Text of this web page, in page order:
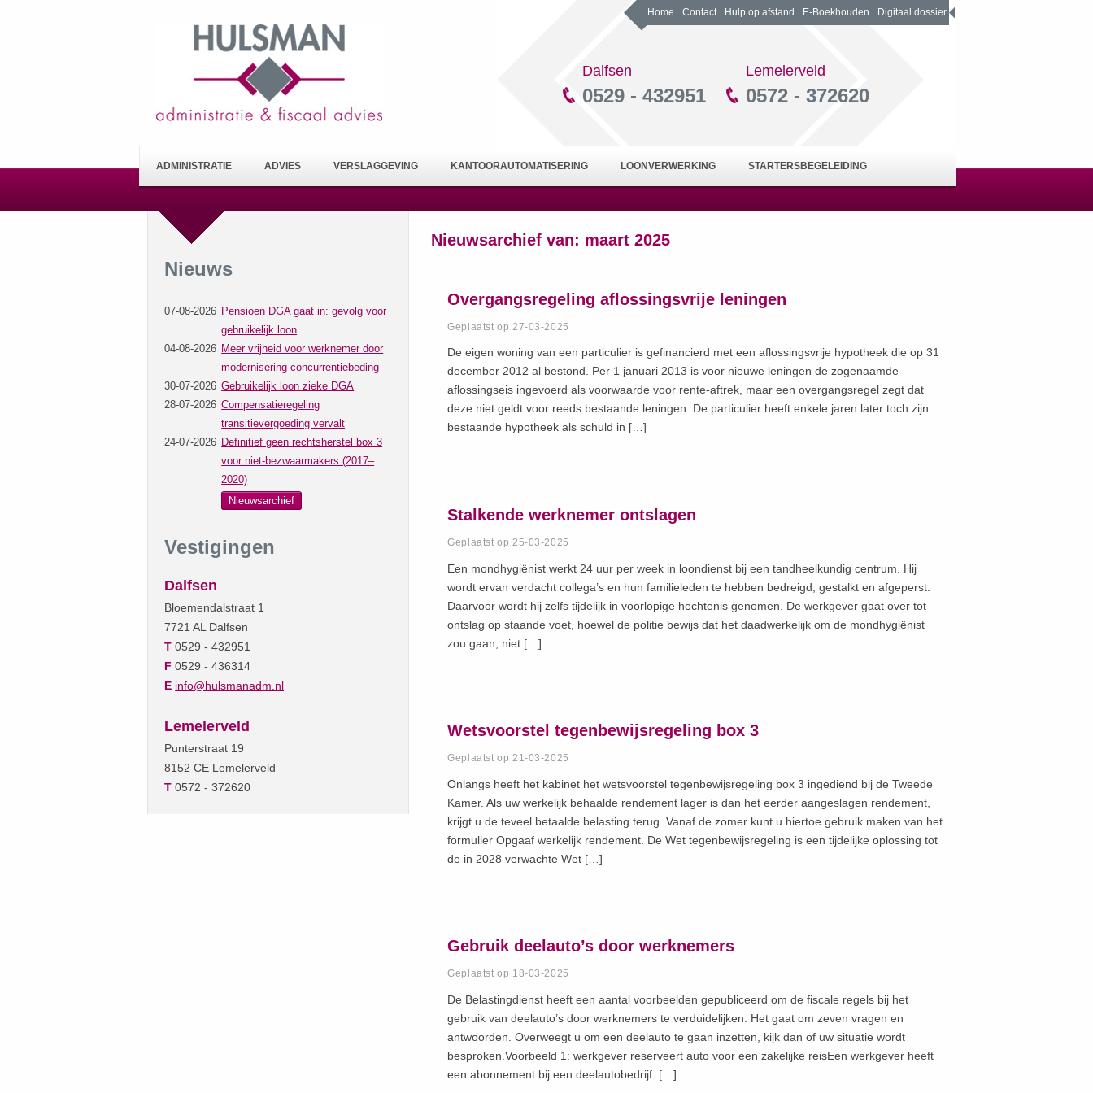
Home Contact Hulp op afstand E-Boekhouden Digitaal dossier
Dalfsen
0529 - 432951
Lemelerveld
0572 - 372620
ADMINISTRATIE ADVIES VERSLAGGEVING KANTOORAUTOMATISERING LOONVERWERKING STARTERSBEGELEIDING
Nieuws
07-08-2026 Pensioen DGA gaat in: gevolg voor
gebruikelijk loon
04-08-2026 Meer vrijheid voor werknemer door
modernisering concurrentiebeding
30-07-2026 Gebruikelijk loon zieke DGA
28-07-2026 Compensatieregeling
transitievergoeding vervalt
24-07-2026 Definitief geen rechtsherstel box 3
voor niet-bezwaarmakers (2017–
2020)
Nieuwsarchief
Vestigingen
Dalfsen
Bloemendalstraat 1
7721 AL Dalfsen
T 0529 - 432951
F 0529 - 436314
E info@hulsmanadm.nl
Lemelerveld
Punterstraat 19
8152 CE Lemelerveld
T 0572 - 372620
Nieuwsarchief van: maart 2025
Overgangsregeling aflossingsvrije leningen
Geplaatst op 27-03-2025
De eigen woning van een particulier is gefinancierd met een aflossingsvrije hypotheek die op 31
december 2012 al bestond. Per 1 januari 2013 is voor nieuwe leningen de zogenaamde
aflossingseis ingevoerd als voorwaarde voor rente-aftrek, maar een overgangsregel zegt dat
deze niet geldt voor reeds bestaande leningen. De particulier heeft enkele jaren later toch zijn
bestaande hypotheek als schuld in […]
Stalkende werknemer ontslagen
Geplaatst op 25-03-2025
Een mondhygiënist werkt 24 uur per week in loondienst bij een tandheelkundig centrum. Hij
wordt ervan verdacht collega’s en hun familieleden te hebben bedreigd, gestalkt en afgeperst.
Daarvoor wordt hij zelfs tijdelijk in voorlopige hechtenis genomen. De werkgever gaat over tot
ontslag op staande voet, hoewel de politie bewijs dat het daadwerkelijk om de mondhygiënist
zou gaan, niet […]
Wetsvoorstel tegenbewijsregeling box 3
Geplaatst op 21-03-2025
Onlangs heeft het kabinet het wetsvoorstel tegenbewijsregeling box 3 ingediend bij de Tweede
Kamer. Als uw werkelijk behaalde rendement lager is dan het eerder aangeslagen rendement,
krijgt u de teveel betaalde belasting terug. Vanaf de zomer kunt u hiertoe gebruik maken van het
formulier Opgaaf werkelijk rendement. De Wet tegenbewijsregeling is een tijdelijke oplossing tot
de in 2028 verwachte Wet […]
Gebruik deelauto’s door werknemers
Geplaatst op 18-03-2025
De Belastingdienst heeft een aantal voorbeelden gepubliceerd om de fiscale regels bij het
gebruik van deelauto’s door werknemers te verduidelijken. Het gaat om zeven vragen en
antwoorden. Overweegt u om een deelauto te gaan inzetten, kijk dan of uw situatie wordt
besproken.Voorbeeld 1: werkgever reserveert auto voor een zakelijke reisEen werkgever heeft
een abonnement bij een deelautobedrijf. […]